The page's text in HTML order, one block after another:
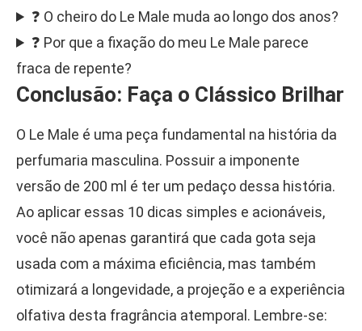
❓ O cheiro do Le Male muda ao longo dos anos?
❓ Por que a fixação do meu Le Male parece
fraca de repente?
Conclusão: Faça o Clássico Brilhar
O Le Male é uma peça fundamental na história da
perfumaria masculina. Possuir a imponente
versão de 200 ml é ter um pedaço dessa história.
Ao aplicar essas 10 dicas simples e acionáveis,
você não apenas garantirá que cada gota seja
usada com a máxima eficiência, mas também
otimizará a longevidade, a projeção e a experiência
olfativa desta fragrância atemporal. Lembre-se: